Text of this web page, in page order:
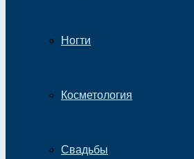
Ногти
Косметология
Свадьбы